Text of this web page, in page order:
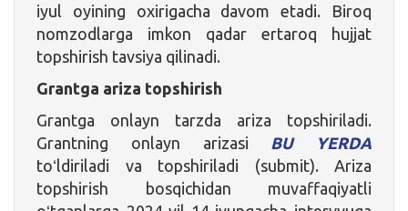
iyul oyining oxirigacha davom etadi. Biroq
nomzodlarga imkon qadar ertaroq hujjat
topshirish tavsiya qilinadi.
Grantga ariza topshirish
Grantga onlayn tarzda ariza topshiriladi.
Grantning onlayn arizasi BU YERDA
toʻldiriladi va topshiriladi (submit). Ariza
topshirish bosqichidan muvaffaqiyatli